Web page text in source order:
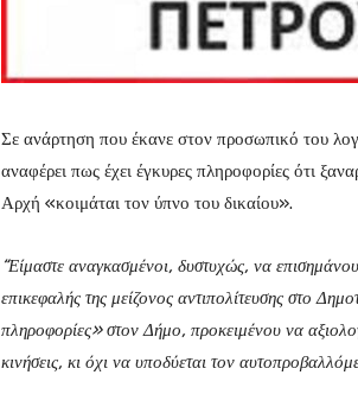
Σε ανάρτηση που έκανε στον προσωπικό του
αναφέρει πως έχει έγκυρες πληροφορίες ότι
Αρχή «κοιμάται τον ύπνο του δικαίου».
“Είμαστε αναγκασμένοι, δυστυχώς, να
επικεφαλής της μείζονος αντιπολίτευσης στο
πληροφορίες» στον Δήμο, προκειμένου να
κινήσεις, κι όχι να υποδύεται τον